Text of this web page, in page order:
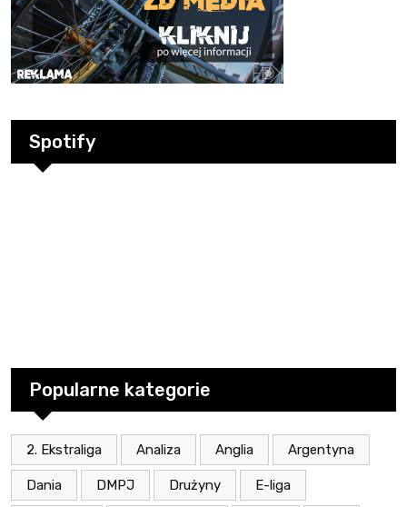
Spotify
Popularne kategorie
2. Ekstraliga Analiza Anglia Argentyna
Dania DMPJ Drużyny E-liga